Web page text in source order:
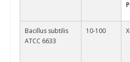
Bacillus subtilis
ATCC 6633
10-100